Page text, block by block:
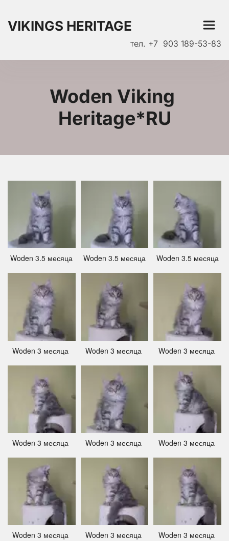
VIKINGS HERITAGE
тел. +7  903 189-53-83
Woden Viking
Heritage*RU
Woden 3.5 месяца Woden 3.5 месяца Woden 3.5 месяца
Woden 3 месяца ­ Woden 3 месяца ­ Woden 3 месяца ­
Woden 3 месяца ­ Woden 3 месяца ­ Woden 3 месяца ­
Woden 3 месяца ­ Woden 3 месяца ­ Woden 3 месяца ­